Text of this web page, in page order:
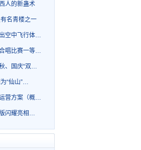
人的新蛊术
名青楼之一
空中飞行体…
唱比赛一等…
、国庆“双…
“仙山”…
营方案（概…
闪耀亮相…